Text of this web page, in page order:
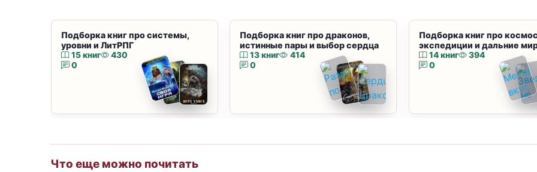
Подборка книг про системы,
уровни и ЛитРПГ
15 книг
430
0
Подборка книг про драконов,
истинные пары и выбор сердца
13 книг
414
0
Подборка книг про
экспедиции и дальние
14 книг
394
0
Что еще можно почитать